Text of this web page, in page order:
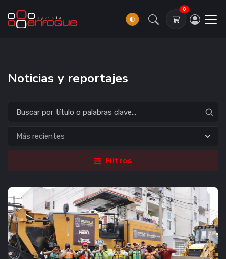
0
Noticias y reportajes
Filtros